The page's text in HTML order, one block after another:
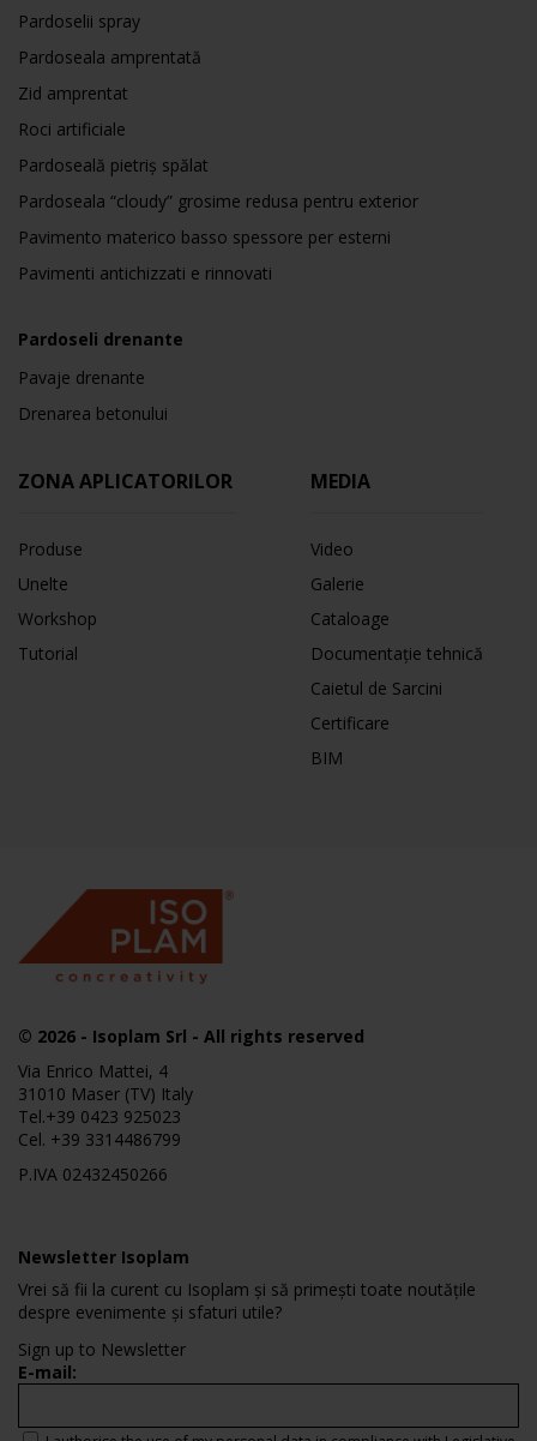
Pardoselii spray
Pardoseala amprentată
Zid amprentat
Roci artificiale
Pardoseală pietriș spălat
Pardoseala “cloudy” grosime redusa pentru exterior
Pavimento materico basso spessore per esterni
Pavimenti antichizzati e rinnovati
Pardoseli drenante
Pavaje drenante
Drenarea betonului
ZONA APLICATORILOR
Produse
Unelte
Workshop
Tutorial
MEDIA
Video
Galerie
Cataloage
Documentație tehnică
Caietul de Sarcini
Certificare
BIM
© 2026 - Isoplam Srl - All rights reserved
Via Enrico Mattei, 4
31010 Maser (TV) Italy
Tel.+39 0423 925023
Cel. +39 3314486799
P.IVA 02432450266
Newsletter Isoplam
Vrei să fii la curent cu Isoplam și să primești toate noutățile
despre evenimente și sfaturi utile?
Sign up to Newsletter
E-mail: